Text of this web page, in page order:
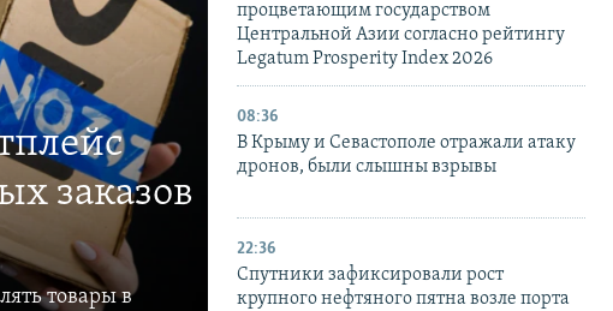
заказов
товары в
процветающим государством
Центральной Азии согласно рейтингу
Legatum Prosperity Index 2026
08:36
В Крыму и Севастополе отражали атаку
дронов, были слышны взрывы
22:36
Спутники зафиксировали рост
крупного нефтяного пятна возле порта